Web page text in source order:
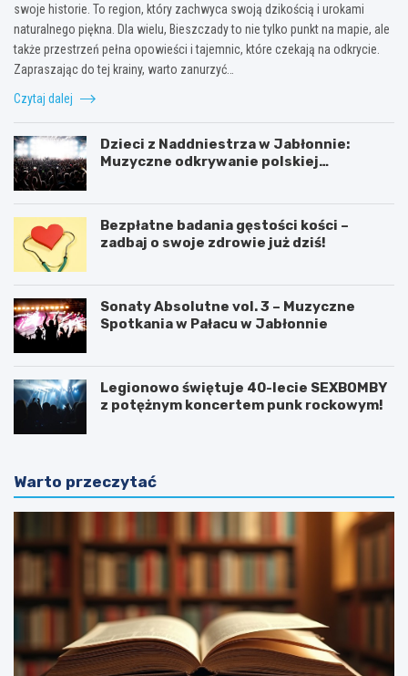
swoje historie. To region, który zachwyca swoją dzikością i urokami
naturalnego piękna. Dla wielu, Bieszczady to nie tylko punkt na mapie, ale
także przestrzeń pełna opowieści i tajemnic, które czekają na odkrycie.
Zapraszając do tej krainy, warto zanurzyć…
Czytaj dalej
Dzieci z Naddniestrza w Jabłonnie:
Muzyczne odkrywanie polskiej
Bezpłatne badania gęstości kości –
zadbaj o swoje zdrowie już dziś!
Sonaty Absolutne vol. 3 – Muzyczne
Spotkania w Pałacu w Jabłonnie
Legionowo świętuje 40-lecie SEXBOMBY
z potężnym koncertem punk rockowym!
Warto przeczytać